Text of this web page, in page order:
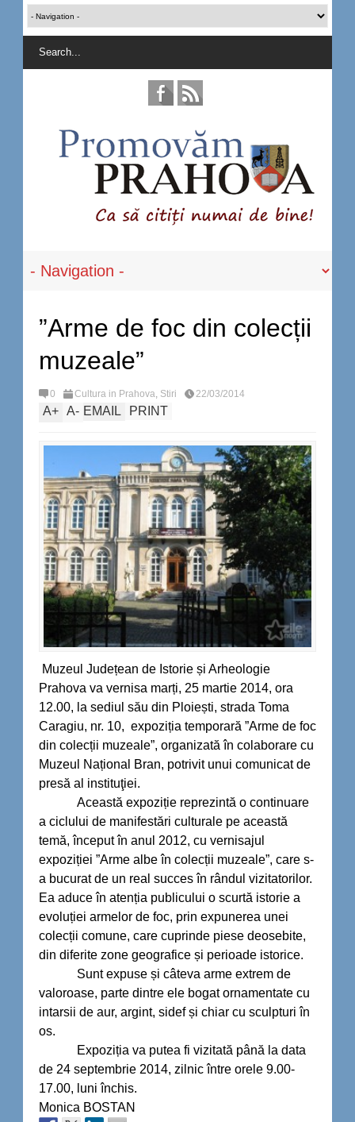
”Arme de foc din colecții
muzeale”
0 Cultura in Prahova, Stiri 22/03/2014
A+ A- EMAIL PRINT
Muzeul Județean de Istorie și Arheologie
Prahova va vernisa marți, 25 martie 2014, ora
12.00, la sediul său din Ploiești, strada Toma
Caragiu, nr. 10, expoziția temporară ”Arme de foc
din colecții muzeale”, organizată în colaborare cu
Muzeul Național Bran, potrivit unui comunicat de
presă al instituţiei.
Această expoziție reprezintă o continuare
a ciclului de manifestări culturale pe această
temă, început în anul 2012, cu vernisajul
expoziției ”Arme albe în colecții muzeale”, care s-
a bucurat de un real succes în rândul vizitatorilor.
Ea aduce în atenția publicului o scurtă istorie a
evoluției armelor de foc, prin expunerea unei
colecții comune, care cuprinde piese deosebite,
din diferite zone geografice și perioade istorice.
Sunt expuse și câteva arme extrem de
valoroase, parte dintre ele bogat ornamentate cu
intarsii de aur, argint, sidef și chiar cu sculpturi în
os.
Expoziția va putea fi vizitată până la data
de 24 septembrie 2014, zilnic între orele 9.00-
17.00, luni închis.
Monica BOSTAN